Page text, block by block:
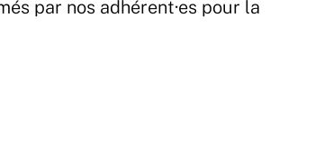
par nos adhérent·es pour la